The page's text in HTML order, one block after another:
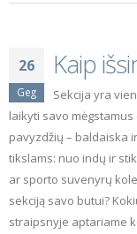
26
Geg
Kaip
Sekcija yra
laikyti savo
pavyzdžių – baldaiska
tikslams: nuo indų ir
ar sporto suvenyrų
sekciją savo butui?
straipsnyje aptariame